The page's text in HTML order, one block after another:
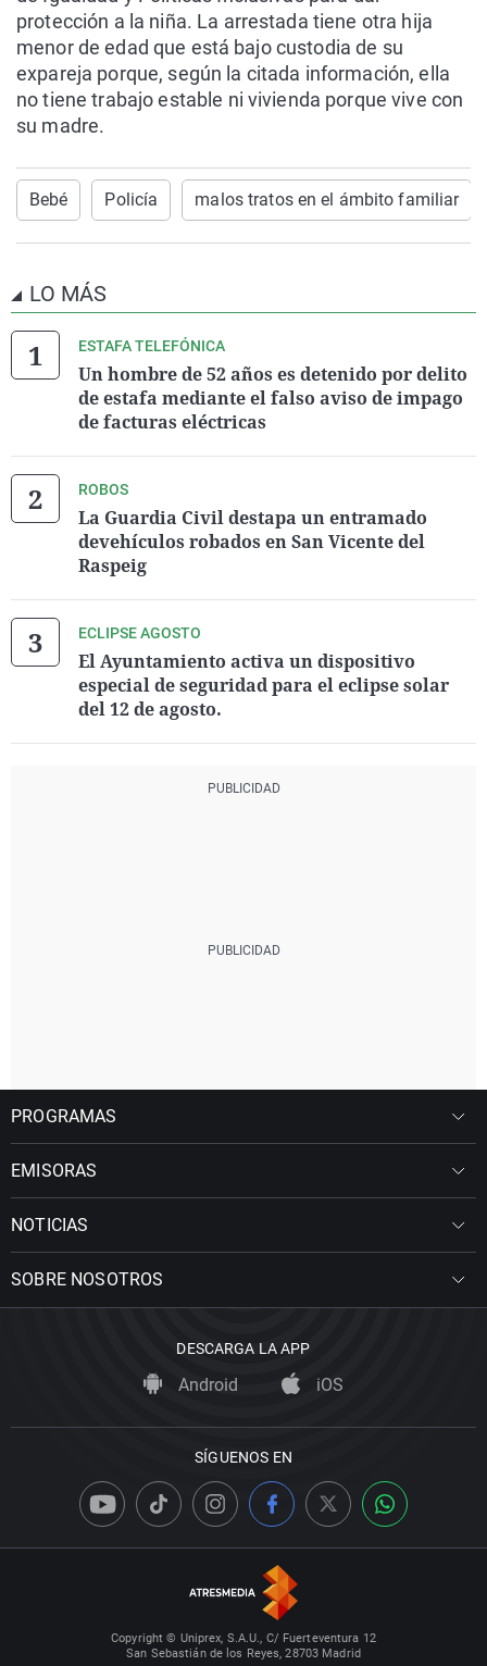
protección a la niña. La arrestada tiene otra hija
menor de edad que está bajo custodia de su
expareja porque, según la citada información, ella
no tiene trabajo estable ni vivienda porque vive con
su madre.
Bebé Policía malos tratos en el ámbito familiar
LO MÁS
ESTAFA TELEFÓNICA
Un hombre de 52 años es detenido por delito
de estafa mediante el falso aviso de impago
de facturas eléctricas
ROBOS
La Guardia Civil destapa un entramado
devehículos robados en San Vicente del
Raspeig
ECLIPSE AGOSTO
El Ayuntamiento activa un dispositivo
especial de seguridad para el eclipse solar
del 12 de agosto.
PROGRAMAS
EMISORAS
NOTICIAS
SOBRE NOSOTROS
DESCARGA LA APP
Android iOS
SÍGUENOS EN
Copyright © Uniprex, S.A.U., C/ Fuerteventura 12
San Sebastián de los Reyes, 28703 Madrid